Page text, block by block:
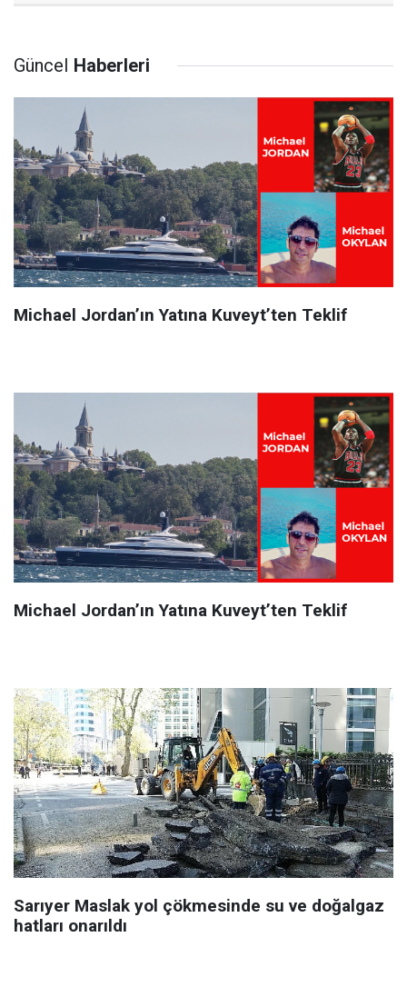
Güncel Haberleri
Michael Jordan’ın Yatına Kuveyt’ten Teklif
Michael Jordan’ın Yatına Kuveyt’ten Teklif
Sarıyer Maslak yol çökmesinde su ve doğalgaz
hatları onarıldı